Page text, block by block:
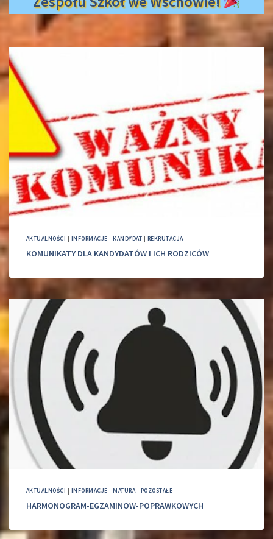
AKTUALNOŚCI | INFORMACJE |KANDYDAT | REKRUTACJA
KOMUNIKATY DLA KANDYDATÓW I ICH RODZICÓW
AKTUALNOŚCI | INFORMACJE |MATURA| POZOSTAŁE
HARMONOGRAM-EGZAMINOW-POPRAWKOWYCH